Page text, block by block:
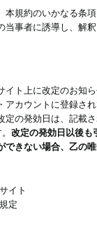
規約のいかなる条
事者に誘導し、解
ト上に改定のお知
カウントに登録さ
の発効日は、記載
改定の発効日以後も
きない場合、乙の
イト
定